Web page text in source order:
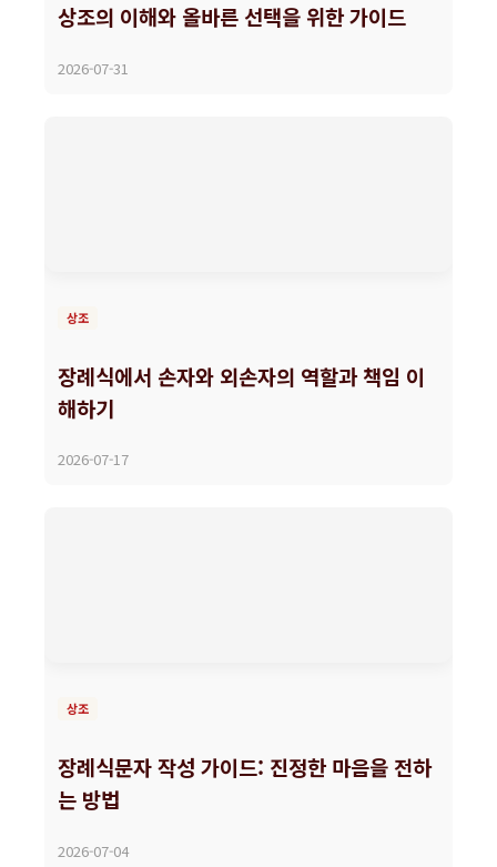
상조의 이해와 올바른 선택을 위한 가이드
2026-07-31
상조
장례식에서 손자와 외손자의 역할과 책임 이
해하기
2026-07-17
상조
장례식문자 작성 가이드: 진정한 마음을 전하
는 방법
2026-07-04